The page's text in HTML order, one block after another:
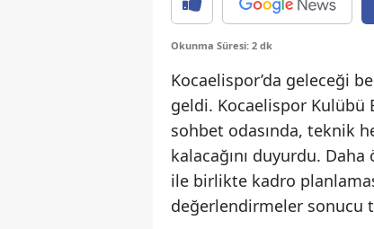
Okunma Süresi: 2 dk
Kocaelispor’da geleceği
geldi. Kocaelispor Kulübü
sohbet odasında, teknik
kalacağını duyurdu.
ile birlikte kadro
değerlendirmeler sonucu